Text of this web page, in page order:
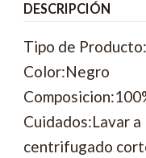
DESCRIPCIÓN
Tipo de
Color:Negro
Cuidados:Lavar a
centrifugado